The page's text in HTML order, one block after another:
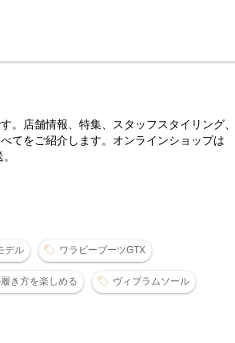
。店舗情報、特集、スタッフスタイリング、
てをご紹介します。オンラインショップは
デル ワラビーブーツGTX
き方を楽しめる ヴィブラムソール